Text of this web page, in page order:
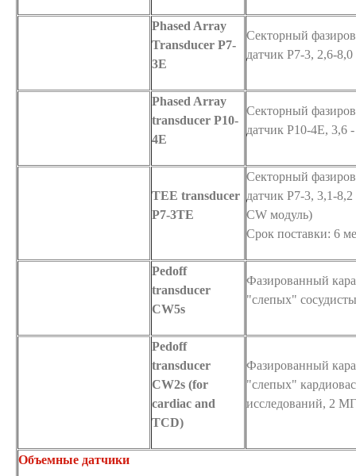
Phased Array
Transducer P7-
3E
Секторный
датчик P7-3, 2,6-
Phased Array
transducer P10-
4E
Секторный
датчик P10-4E, 3,6
TEE transducer
P7-3TE
Секторный
датчик P7-3, 3,1-
CW модуль)
Срок поставки: 6
Pedoff
transducer
CW5s
Фазированный
"слепых"
Pedoff
transducer
CW2s (for
cardiac and
TCD)
Фазированный
"слепых"
исследований, 2
Объемные датчики